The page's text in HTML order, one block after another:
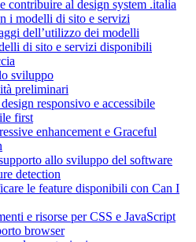
contribuire al design system .italia
i modelli di sito e servizi
dell’utilizzo dei modelli
di sito e servizi disponibili
sviluppo
preliminari
responsivo e accessibile
first
enhancement e Graceful
allo sviluppo del software
detection
le feature disponibili con Can I
e risorse per CSS e JavaScript
browser